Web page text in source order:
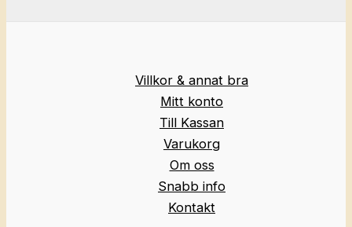
Villkor & annat bra
Mitt konto
Till Kassan
Varukorg
Om oss
Snabb info
Kontakt